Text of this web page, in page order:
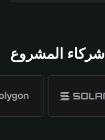
شركاء المشروع